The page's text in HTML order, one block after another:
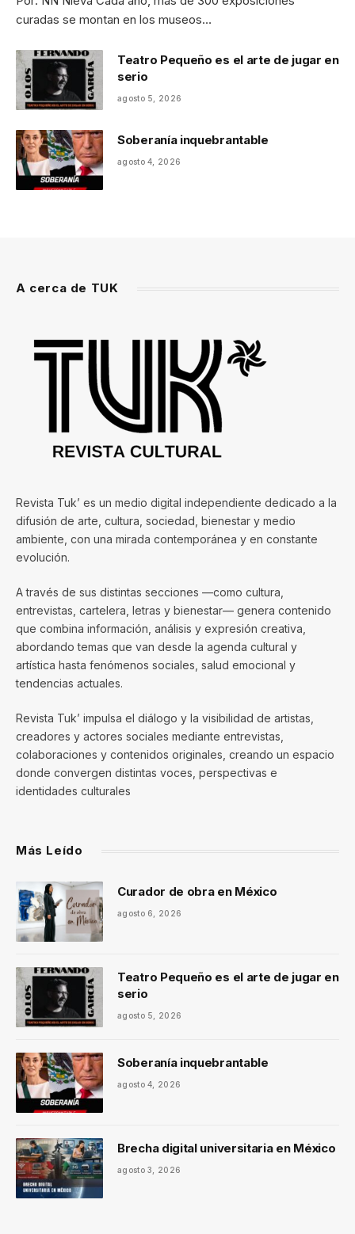
curadas se montan en los museos…
Teatro Pequeño es el arte de jugar en
serio
agosto 5, 2026
Soberanía inquebrantable
agosto 4, 2026
A cerca de TUK
Revista Tuk’ es un medio digital independiente dedicado a la
difusión de arte, cultura, sociedad, bienestar y medio
ambiente, con una mirada contemporánea y en constante
evolución.
A través de sus distintas secciones —como cultura,
entrevistas, cartelera, letras y bienestar— genera contenido
que combina información, análisis y expresión creativa,
abordando temas que van desde la agenda cultural y
artística hasta fenómenos sociales, salud emocional y
tendencias actuales.
Revista Tuk’ impulsa el diálogo y la visibilidad de artistas,
creadores y actores sociales mediante entrevistas,
colaboraciones y contenidos originales, creando un espacio
donde convergen distintas voces, perspectivas e
identidades culturales
Más Leído
Curador de obra en México
agosto 6, 2026
Teatro Pequeño es el arte de jugar en
serio
agosto 5, 2026
Soberanía inquebrantable
agosto 4, 2026
Brecha digital universitaria en México
agosto 3, 2026